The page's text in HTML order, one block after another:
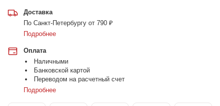
Доставка
По Санкт-Петербургу от 790 ₽
Подробнее
Оплата
Наличными
Банковской картой
Переводом на расчетный счет
Подробнее